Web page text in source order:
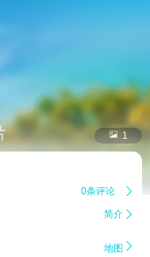
 1
0条评论 
简介 
地图 